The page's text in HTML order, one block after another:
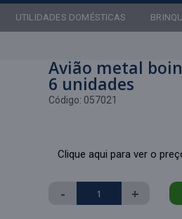
UTILIDADES DOMÉSTICAS
Avião metal
6 unidades
Código: 057021
Clique aqui para ver o
- +